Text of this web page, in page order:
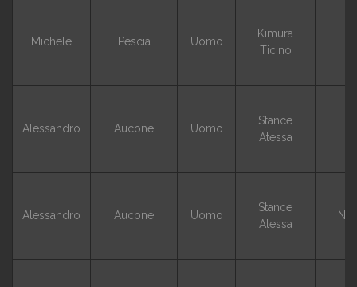
Michele Pescia Uomo
Kimura
Ticino
Alessandro Aucone Uomo
Stance
Atessa
Alessandro Aucone Uomo
Stance
Atessa